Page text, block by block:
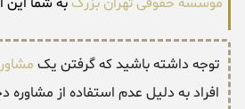
توجه داشته باشید که گرفتن یک
افراد به دلیل عدم استفاده از